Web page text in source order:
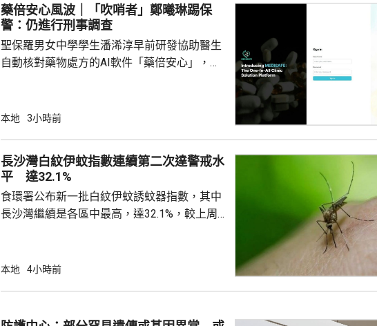
食環署：涉事管工停職 ...
藥倍安心風波｜「吹哨者」鄭曦琳踢保
警：仍進行刑事調查
聖保羅男女中學學生潘浠淳早前研發協助醫生
自動核對藥物處方的AI軟件「藥倍安心」，去
意下披露個人資料並造成指明傷害，被警方拘
警方回覆查詢時指，被捕女子今日更新保釋手
續時，拒絕繼續保釋候查，又說案件的刑事調
查仍在進行中，被捕人拒絕保釋候查，...
本地 3小時前
長沙灣白紋伊蚊指數連續第二次達警戒水
平 達32.1%
食環署公布新一批白紋伊蚊誘蚊器指數，其中
長沙灣繼續是各區中最高，達32.1%，較上周
布廣泛；其餘都低於20%，藍田及秀茂坪
園、4個公共屋邨、4個私人屋苑、2個商場和1
本地 4小時前